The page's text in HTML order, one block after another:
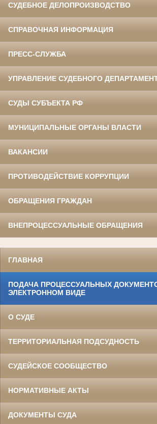
СУДЕБНОЕ ДЕЛОПРОИЗВОДСТВО
СПРАВОЧНАЯ ИНФОРМАЦИЯ
ПРЕСС-СЛУЖБА
УПРАВЛЕНИЕ СУДЕБНОГО
СУДЫ СУБЪЕКТА РФ
МУНИЦИПАЛЬНЫЕ ОРГАНЫ ВЛАСТИ
ВАКАНСИИ
ПРОТИВОДЕЙСТВИЕ КОРРУПЦИИ
ОБРАЩЕНИЯ ГРАЖДАН
ВНЕПРОЦЕССУАЛЬНЫЕ ОБРАЩЕНИЯ
ГЛАВНАЯ
ПОДАЧА ПРОЦЕССУАЛЬНЫХ
ЭЛЕКТРОННОМ ВИДЕ
О СУДЕ
ТЕРРИТОРИАЛЬНАЯ ПОДСУДНОСТЬ
СУДЕЙСКОЕ СООБЩЕСТВО
НОРМАТИВНЫЕ АКТЫ
ДОКУМЕНТЫ СУДА